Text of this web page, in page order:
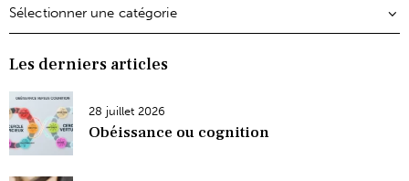
Les derniers articles
28 juillet 2026
Obéissance ou cognition